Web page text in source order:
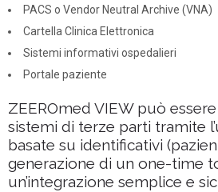
PACS o Vendor Neutral Archive (VNA)
Cartella Clinica Elettronica
Sistemi informativi ospedalieri
Portale paziente
ZEEROmed VIEW può
sistemi di terze parti tramite
basate su identificativi
generazione di un one-time
un’integrazione semplice e